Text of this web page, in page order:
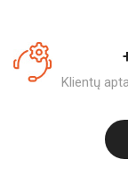
Klientų